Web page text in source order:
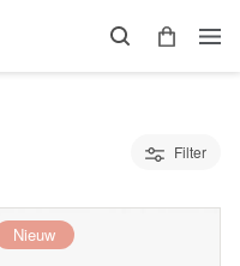
Filter
Nieuw